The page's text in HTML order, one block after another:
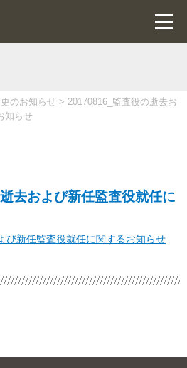
のお知らせ > 20170816_監査役の逝去お
知らせ
去および新任監査役就任に
び新任監査役就任に関するお知らせ